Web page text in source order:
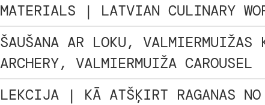
MATERIALS | LATVIAN CULINARY
ŠAUŠANA AR LOKU,
ARCHERY, VALMIERMUIŽA CAROUSEL
LEKCIJA | KĀ ATŠĶIRT RAGANAS NO